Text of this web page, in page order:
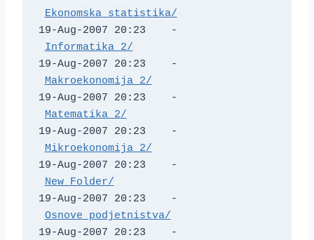
Ekonomska statistika/
19-Aug-2007 20:23    -
Informatika 2/
19-Aug-2007 20:23    -
Makroekonomija 2/
19-Aug-2007 20:23    -
Matematika 2/
19-Aug-2007 20:23    -
Mikroekonomija 2/
19-Aug-2007 20:23    -
New Folder/
19-Aug-2007 20:23    -
Osnove podjetnistva/
19-Aug-2007 20:23    -